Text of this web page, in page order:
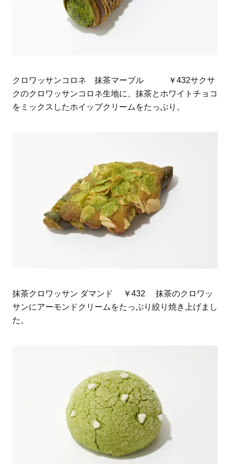
クロワッサンコロネ 抹茶マーブル ￥432サクサ
クのクロワッサンコロネ生地に、抹茶とホワイトチョコ
をミックスしたホイップクリームをたっぷり。
抹茶クロワッサン ダマンド ￥432 抹茶のクロワッ
サンにアーモンドクリームをたっぷり絞り焼き上げまし
た。